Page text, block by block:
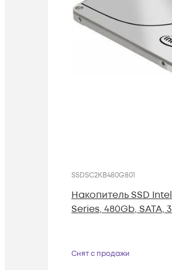
SSDSC2KB480G801
Накопитель SSD Intel
Series, 480Gb, SATA,
Снят с продажи